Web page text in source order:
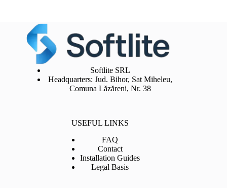
Softlite SRL
Headquarters: Jud. Bihor, Sat Miheleu,
Comuna Lăzăreni, Nr. 38
USEFUL LINKS
FAQ
Contact
Installation Guides
Legal Basis